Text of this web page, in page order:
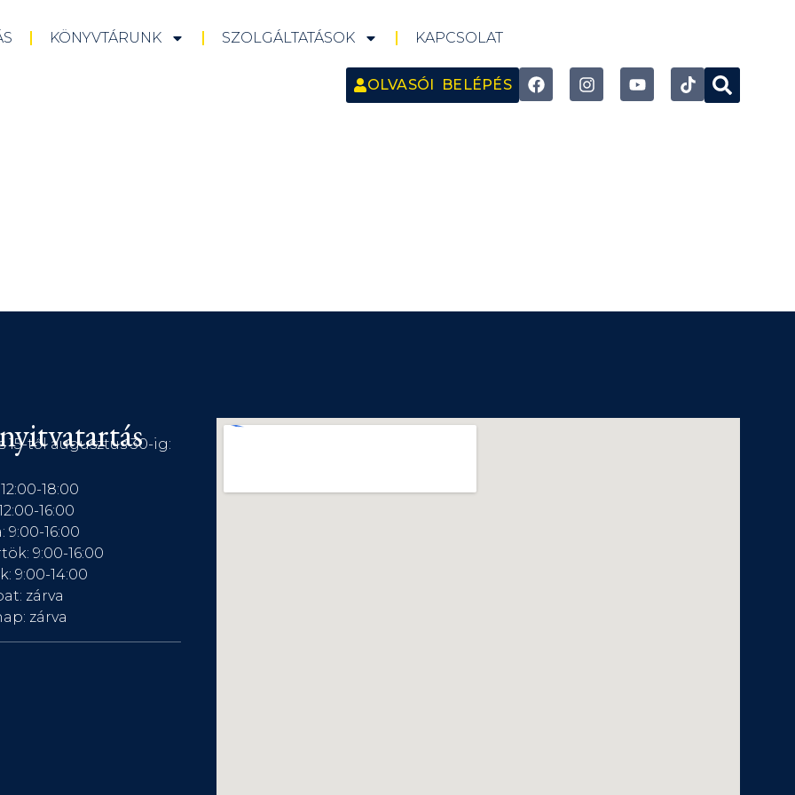
KÖNYVTÁRUNK SZOLGÁLTATÁSOK KAPCSOLAT
OLVASÓI BELÉPÉS
15-től augusztus 30-ig:
18:00
16:00
9:00-16:00
9:00-16:00
9:00-14:00
zárva
zárva